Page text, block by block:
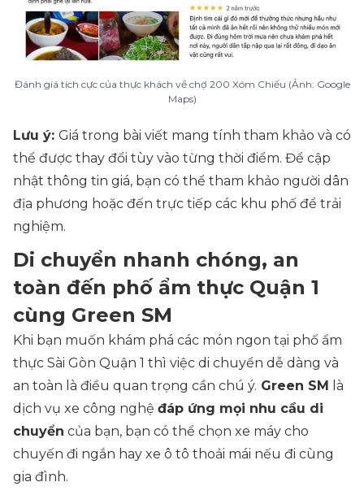
Đánh giá tích cực của thực khách về chợ 200 Xóm Chiếu (Ảnh: Google
Maps)
Lưu ý: Giá trong bài viết mang tính tham khảo và có
thể được thay đổi tùy vào từng thời điểm. Để cập
nhật thông tin giá, bạn có thể tham khảo người dân
địa phương hoặc đến trực tiếp các khu phố để trải
nghiệm.
Di chuyển nhanh chóng, an
toàn đến phố ẩm thực Quận 1​
cùng Green SM
Khi bạn muốn khám phá các món ngon tại phố ẩm
thực Sài Gòn Quận 1 thì việc di chuyển dễ dàng và
an toàn là điều quan trọng cần chú ý. Green SM là
dịch vụ xe công nghệ đáp ứng mọi nhu cầu di
chuyển của bạn, bạn có thể chọn xe máy cho
chuyến đi ngắn hay xe ô tô thoải mái nếu đi cùng
gia đình.